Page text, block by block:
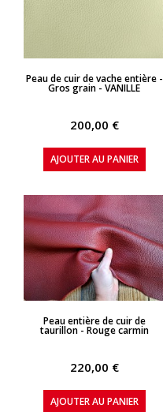
APERÇU RAPIDE
Peau de cuir de vache entière -
Gros grain - VANILLE
200,00 €
AJOUTER AU PANIER
APERÇU RAPIDE
Peau entière de cuir de
taurillon - Rouge carmin
220,00 €
AJOUTER AU PANIER